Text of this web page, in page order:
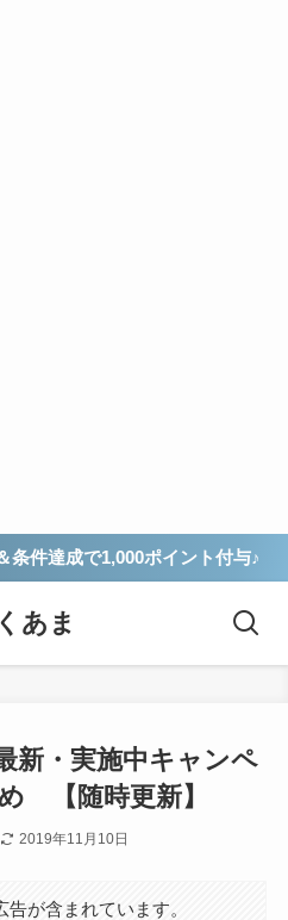
件達成で1,000ポイント付与♪
あま
新・実施中キャンペ
【随時更新】
2019年11月10日
が含まれています。